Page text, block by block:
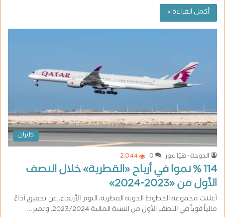
أكمل القراءة »
طيران
الدوحة - هيّا نيوز
0 2٬044
114 % نموا في أرباح «القطرية» خلال النصف
الأول من «2023-2024»
أعلنت مجموعة الخطوط الجوية القطرية، اليوم الأربعاء، عن تحقيق أداءً
مالياً قوياً في النصف الأول من السنة المالية 2023/2024. وتميز…